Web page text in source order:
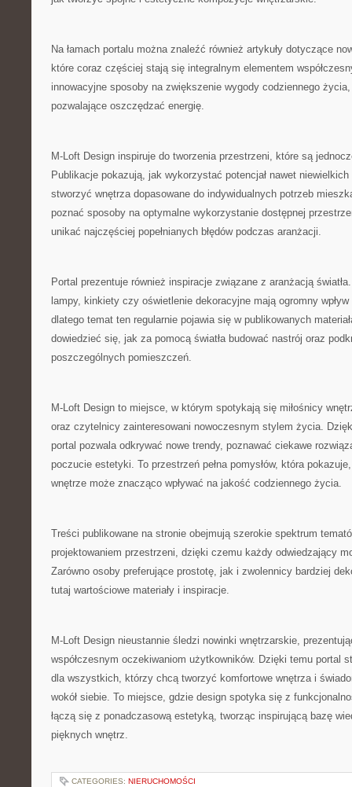
Na łamach portalu można znaleźć również artykuły dotyczące
które coraz częściej stają się integralnym elementem
innowacyjne sposoby na zwiększenie wygody codziennego
pozwalające oszczędzać energię.
M-Loft Design inspiruje do tworzenia przestrzeni, które są
Publikacje pokazują, jak wykorzystać potencjał nawet
stworzyć wnętrza dopasowane do indywidualnych potrzeb
poznać sposoby na optymalne wykorzystanie dostępnej
unikać najczęściej popełnianych błędów podczas aranżacji.
Portal prezentuje również inspiracje związane z aranżacją
lampy, kinkiety czy oświetlenie dekoracyjne mają ogromny wpływ
dlatego temat ten regularnie pojawia się w publikowanych
dowiedzieć się, jak za pomocą światła budować nastrój oraz
poszczególnych pomieszczeń.
M-Loft Design to miejsce, w którym spotykają się miłośnicy
oraz czytelnicy zainteresowani nowoczesnym stylem życia.
portal pozwala odkrywać nowe trendy, poznawać ciekawe
poczucie estetyki. To przestrzeń pełna pomysłów, która
wnętrze może znacząco wpływać na jakość codziennego życia.
Treści publikowane na stronie obejmują szerokie spektrum
projektowaniem przestrzeni, dzięki czemu każdy odwiedzający
Zarówno osoby preferujące prostotę, jak i zwolennicy bardziej
tutaj wartościowe materiały i inspiracje.
M-Loft Design nieustannie śledzi nowinki wnętrzarskie,
współczesnym oczekiwaniom użytkowników. Dzięki temu portal
dla wszystkich, którzy chcą tworzyć komfortowe wnętrza i
wokół siebie. To miejsce, gdzie design spotyka się z
łączą się z ponadczasową estetyką, tworząc inspirującą bazę
pięknych wnętrz.
CATEGORIES: NIERUCHOMOŚCI